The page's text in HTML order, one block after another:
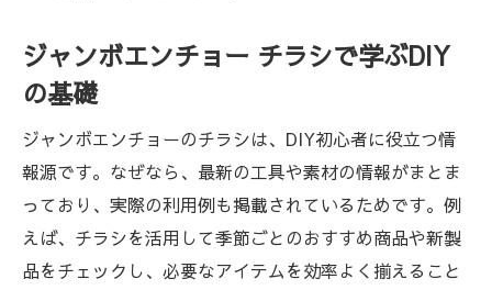
ジャンボエンチョー チラシで学ぶDIY
の基礎
ジャンボエンチョーのチラシは、DIY初心者に役立つ情
報源です。なぜなら、最新の工具や素材の情報がまとま
っており、実際の利用例も掲載されているためです。例
えば、チラシを活用して季節ごとのおすすめ商品や新製
品をチェックし、必要なアイテムを効率よく揃えること